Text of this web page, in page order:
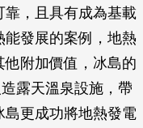
，且具有成為基載
發展的案例，地熱
附加價值，冰島的
露天溫泉設施，帶
島更成功將地熱發電